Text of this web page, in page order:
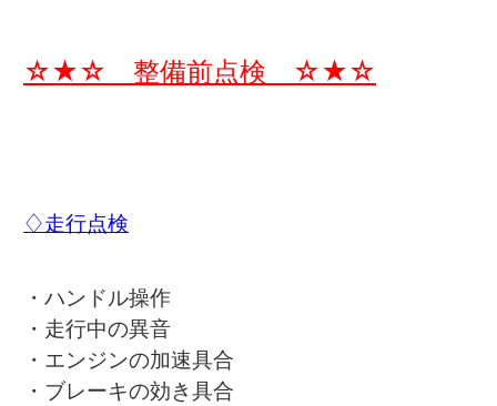
☆★☆ 整備前点検 ☆★☆
♢走行点検
・ハンドル操作
・走行中の異音
・エンジンの加速具合
・ブレーキの効き具合